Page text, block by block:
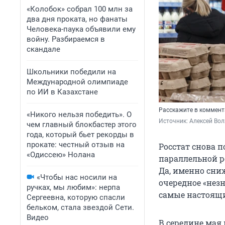
«Колобок» собрал 100 млн за
два дня проката, но фанаты
Человека-паука объявили ему
войну. Разбираемся в
скандале
Школьники победили на
Международной олимпиаде
по ИИ в Казахстане
«Никого нельзя победить». О
чем главный блокбастер этого
года, который бьет рекорды в
прокате: честный отзыв на
«Одиссею» Нолана
«Чтобы нас носили на
ручках, мы любим»: нерпа
Сергеевна, которую спасли
бельком, стала звездой Сети.
Видео
Расскажите в
Источник: Алексей
Росстат снова
параллельной
Да, именно
очередное
самые
В середине мая